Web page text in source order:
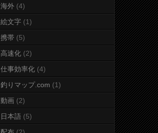
海外 (4)
絵文字 (1)
携帯 (5)
高速化 (2)
仕事効率化 (4)
釣りマップ.com (1)
動画 (2)
日本語 (5)